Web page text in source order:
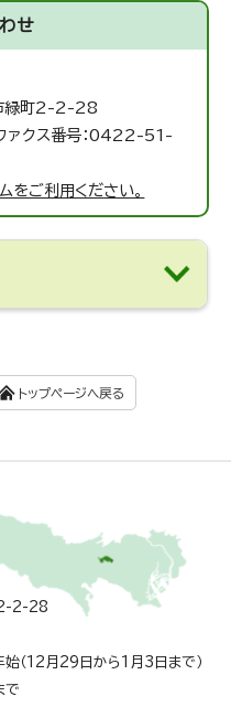
せ
緑町2-2-28
クス番号：0422-51-
をご利用ください。
トップページへ戻る
2-28
始（12月29日から1月3日まで）
で